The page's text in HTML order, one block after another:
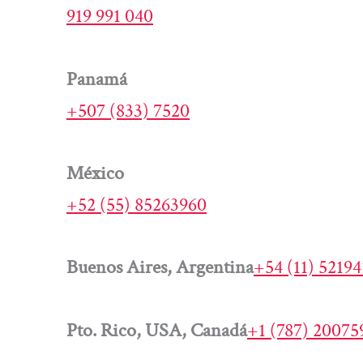
919 991 040
Panamá
+507 (833) 7520
México
+52 (55) 85263960
Buenos Aires, Argentina+54 (11)
Pto. Rico, USA, Canadá+1 (787)